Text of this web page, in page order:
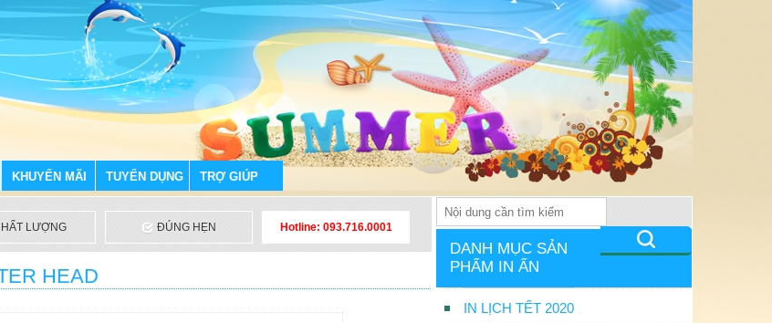
KHUYẾN MÃI TUYỂN DỤNG TRỢ GIÚP
LƯỢNG ĐÚNG HẸN Hotline: 093.716.0001
HEAD
DANH MỤC SẢN
PHẨM IN ẤN
IN LỊCH TẾT 2020